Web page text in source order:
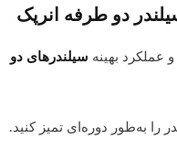
دو طرفه انرپک
عملکرد بهینه سیلندرهای دو
را به‌طور دوره‌ای تمیز کنید.